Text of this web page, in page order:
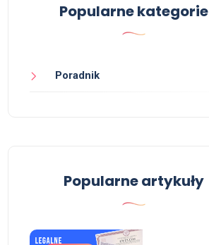
Poradnik
Matura z wpisem do CKE
Popularne kategorie
Poradnik
Popularne artykuły